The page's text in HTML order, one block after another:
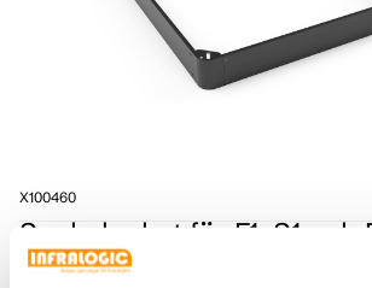
X100460
Sockelpaket för F1, S1 och
Svart